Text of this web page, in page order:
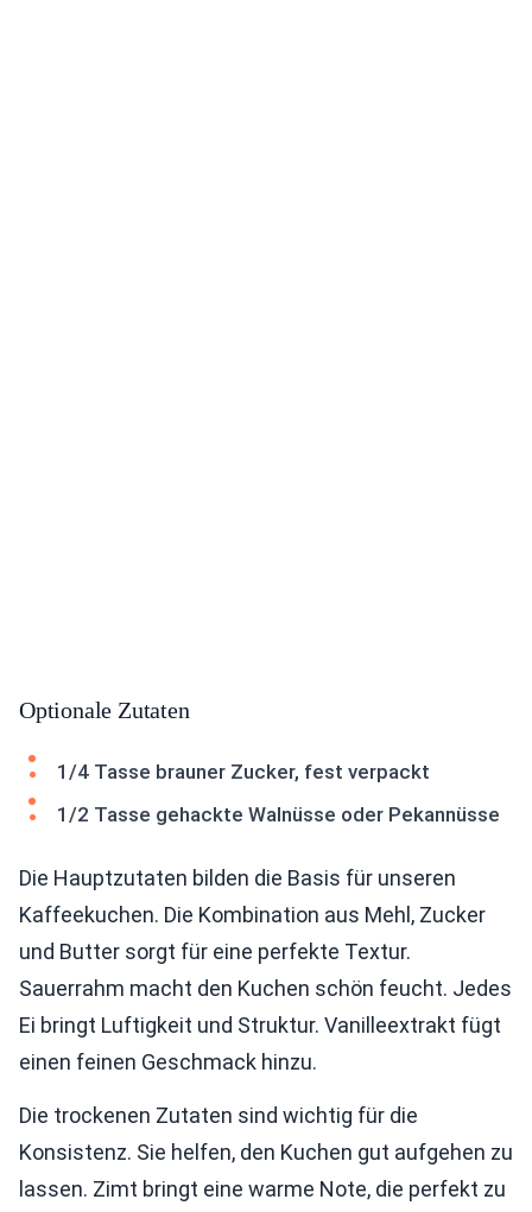
Optionale Zutaten
1/4 Tasse brauner Zucker, fest verpackt
1/2 Tasse gehackte Walnüsse oder Pekannüsse
Die Hauptzutaten bilden die Basis für unseren
Kaffeekuchen. Die Kombination aus Mehl, Zucker
und Butter sorgt für eine perfekte Textur.
Sauerrahm macht den Kuchen schön feucht. Jedes
Ei bringt Luftigkeit und Struktur. Vanilleextrakt fügt
einen feinen Geschmack hinzu.
Die trockenen Zutaten sind wichtig für die
Konsistenz. Sie helfen, den Kuchen gut aufgehen zu
lassen. Zimt bringt eine warme Note, die perfekt zu